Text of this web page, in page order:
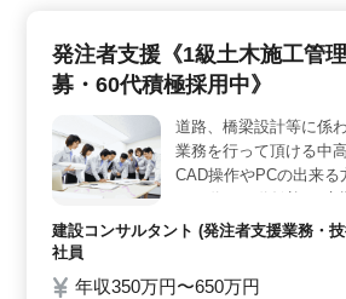
発注者支援《1級土木施工管
募・60代積極採用中》
道路、橋梁設計等に係
業務を行って頂ける中
CAD操作やPCの出来る
建設コンサルタント (発注者支援業務・
社員
年収350万円〜650万円